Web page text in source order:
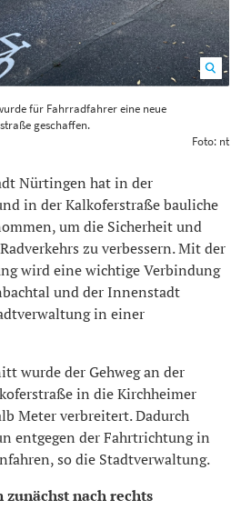
Kalkoferstraße geschaffen.
für Fahrradfahrer eine neue
geschaffen.
Foto: nt
Nürtingen hat in der
in der Kalkoferstraße bauliche
um die Sicherheit und
zu verbessern. Mit der
wird eine wichtige Verbindung
und der Innenstadt
in einer
wurde der Gehweg an der
in die Kirchheimer
Meter verbreitert. Dadurch
entgegen der Fahrtrichtung in
so die Stadtverwaltung.
zunächst nach rechts